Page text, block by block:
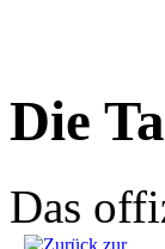
Die
Das